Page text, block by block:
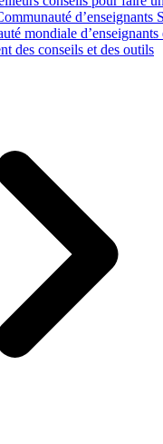
d’enseignants
mondiale d’enseignants
des conseils et des outils